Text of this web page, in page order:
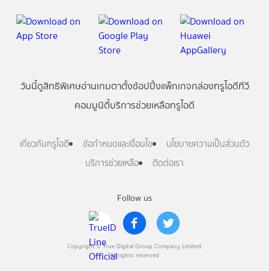
Follow us
Copyright © True Digital Group Company Limited.
All rights reserved
วันนี้ดูสิทธิพิเศษอ่านเกมตาตั้งช้อปปิ้งแพ็กเกจกล่องทรูไอดีทีวี
คอมมูนิตี้บริการช่วยเหลือทรูไอดี
เกี่ยวกับทรูไอดี ข้อกำหนดและเงื่อนไข
นโยบายความเป็นส่วนตัว
บริการช่วยเหลือ
ติดต่อเรา